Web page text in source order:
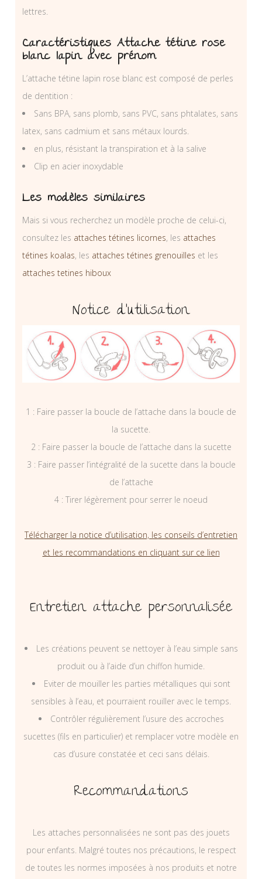
lettres.
Caractéristiques Attache tétine rose
blanc lapin avec prénom
L’attache tétine lapin rose blanc est composé de perles
de dentition :
Sans BPA, sans plomb, sans PVC, sans phtalates, sans
latex, sans cadmium et sans métaux lourds.
en plus, résistant la transpiration et à la salive
Clip en acier inoxydable
Les modèles similaires
Mais si vous recherchez un modèle proche de celui-ci,
consultez les attaches tétines licornes, les attaches
tétines koalas, les attaches tétines grenouilles et les
attaches tetines hiboux
Notice d’utilisation
1 : Faire passer la boucle de l’attache dans la boucle de
la sucette.
2 : Faire passer la boucle de l’attache dans la sucette
3 : Faire passer l’intégralité de la sucette dans la boucle
de l’attache
4 : Tirer légèrement pour serrer le noeud
Télécharger la notice d’utilisation, les conseils d’entretien
et les recommandations en cliquant sur ce lien
Entretien attache personnalisée
Les créations peuvent se nettoyer à l’eau simple sans
produit ou à l’aide d’un chiffon humide.
Eviter de mouiller les parties métalliques qui sont
sensibles à l’eau, et pourraient rouiller avec le temps.
Contrôler régulièrement l’usure des accroches
sucettes (fils en particulier) et remplacer votre modèle en
cas d’usure constatée et ceci sans délais.
Recommandations
Les attaches personnalisées ne sont pas des jouets
pour enfants. Malgré toutes nos précautions, le respect
de toutes les normes imposées à nos produits et notre